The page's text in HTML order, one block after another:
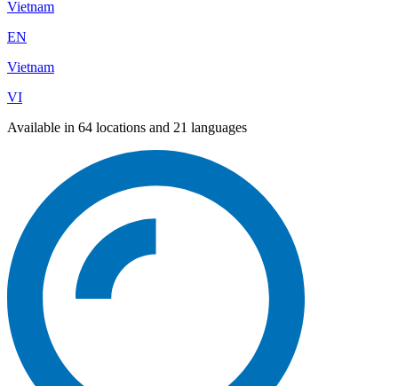
Vietnam
EN
Vietnam
VI
Available in 64 locations and 21 languages